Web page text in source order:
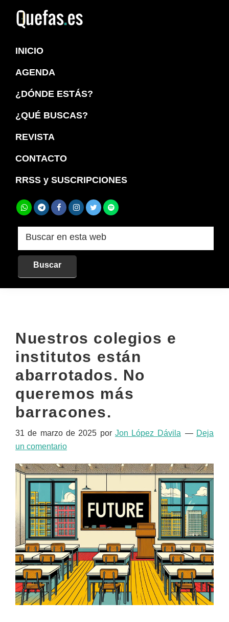
navegación
principal
principal
INICIO
AGENDA
¿DÓNDE ESTÁS?
¿QUÉ BUSCAS?
REVISTA
CONTACTO
RRSS y SUSCRIPCIONES
Buscar
web
Nuestros colegios e
institutos están
abarrotados. No
queremos más
barracones.
31 de marzo de 2025 porJon López Dávila
Deja
un comentario